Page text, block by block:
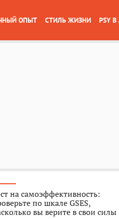
ОПЫТ СТИЛЬ ЖИЗНИ PSY
на самоэффективность:
по шкале GSES,
вы верите в свои силы